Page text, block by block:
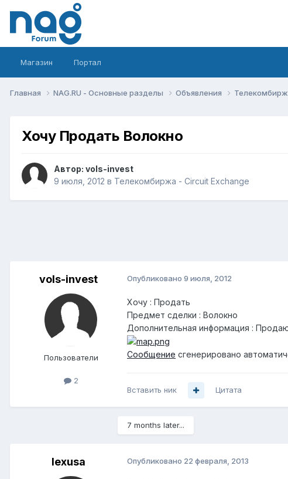
Магазин Портал
Главная NAG.RU - Основные разделы Объявления
Хочу Продать Волокно
Автор: vols-invest
9 июля, 2012 в Телекомбиржа - Circuit Exchange
vols-invest
Пользователи
2
Опубликовано 9 июля, 2012
Хочу : Продать
Предмет сделки : Волокно
Дополнительная информация :
Сообщение сгенерировано
Вставить ник Цитата
7 months later...
lexusa Опубликовано 22 февраля, 2013